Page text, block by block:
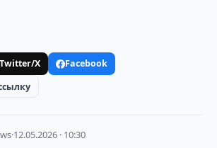
Twitter/X
Facebook
·12.05.2026 · 10:30